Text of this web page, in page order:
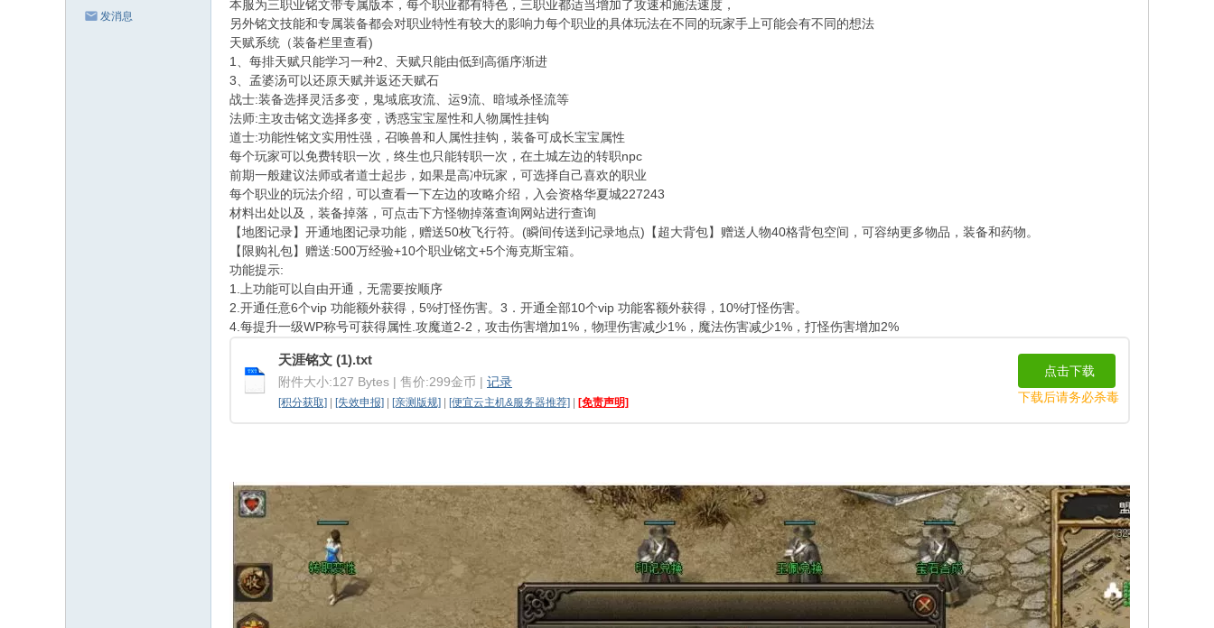
发消息
本服为三职业铭文带专属版本，每个职业都有特色，三职业都适当增加了攻速和施法速度，
另外铭文技能和专属装备都会对职业特性有较大的影响力每个职业的具体玩法在不同的玩家手上可能会有不同的想法
天赋系统（装备栏里查看)
1、每排天赋只能学习一种2、天赋只能由低到高循序渐进
3、孟婆汤可以还原天赋并返还天赋石
战士:装备选择灵活多变，鬼域底攻流、运9流、暗域杀怪流等
法师:主攻击铭文选择多变，诱惑宝宝屋性和人物属性挂钩
道士:功能性铭文实用性强，召唤兽和人属性挂钩，装备可成长宝宝属性
每个玩家可以免费转职一次，终生也只能转职一次，在土城左边的转职npc
前期一般建议法师或者道士起步，如果是高冲玩家，可选择自己喜欢的职业
每个职业的玩法介绍，可以查看一下左边的攻略介绍，入会资格华夏城227243
材料出处以及，装备掉落，可点击下方怪物掉落查询网站进行查询
【地图记录】开通地图记录功能，赠送50枚飞行符。(瞬间传送到记录地点)【超大背包】赠送人物40格背包空间，可容纳更多物品，装备和药物。
【限购礼包】赠送:500万经验+10个职业铭文+5个海克斯宝箱。
功能提示:
1.上功能可以自由开通，无需要按顺序
2.开通任意6个vip 功能额外获得，5%打怪伤害。3．开通全部10个vip 功能客额外获得，10%打怪伤害。
4.每提升一级WP称号可获得属性.攻魔道2-2，攻击伤害增加1%，物理伤害减少1%，魔法伤害减少1%，打怪伤害增加2%
天涯铭文 (1).txt
附件大小:127 Bytes | 售价:299金币 | 记录
[积分获取] [失效申报] [亲测版规] [便宜云主机&服务器推荐] [免责声明]
点击下载
下载后请务必杀毒